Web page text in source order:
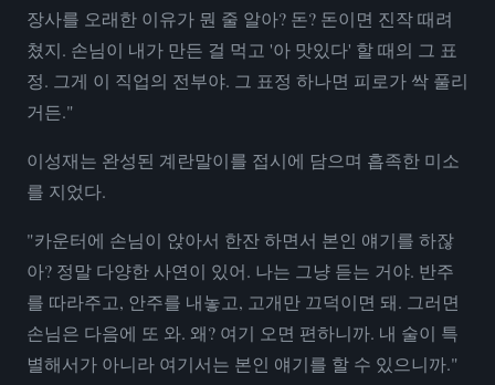
장사를 오래한 이유가 뭔 줄 알아? 돈? 돈이면 진작 때려
쳤지. 손님이 내가 만든 걸 먹고 '아 맛있다' 할 때의 그 표
정. 그게 이 직업의 전부야. 그 표정 하나면 피로가 싹 풀리
거든."
이성재는 완성된 계란말이를 접시에 담으며 흡족한 미소
를 지었다.
"카운터에 손님이 앉아서 한잔 하면서 본인 얘기를 하잖
아? 정말 다양한 사연이 있어. 나는 그냥 듣는 거야. 반주
를 따라주고, 안주를 내놓고, 고개만 끄덕이면 돼. 그러면
손님은 다음에 또 와. 왜? 여기 오면 편하니까. 내 술이 특
별해서가 아니라 여기서는 본인 얘기를 할 수 있으니까."